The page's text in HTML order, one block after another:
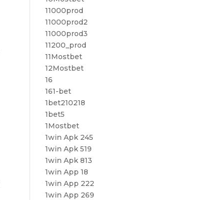
11000prod
11000prod2
11000prod3
11200_prod
11Mostbet
12Mostbet
16
161-bet
1bet210218
1bet5
1Mostbet
1win Apk 245
1win Apk 519
1win Apk 813
1win App 18
1win App 222
1win App 269